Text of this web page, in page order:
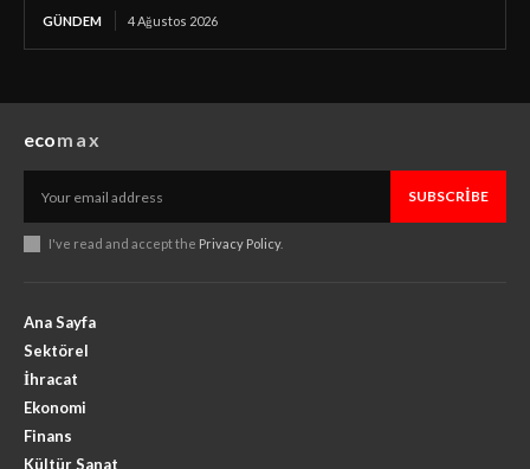
GÜNDEM 4 Ağustos 2026
ecomax
SUBSCRIBE
I've read and accept the Privacy Policy.
Ana Sayfa
Sektörel
İhracat
Ekonomi
Finans
Kültür Sanat